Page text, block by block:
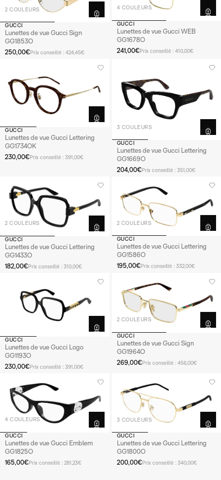
2 COULEURS
GUCCI
Lunettes de vue Gucci Sign
GG1853O
250,00€Prix conseillé : 424,45€
4 COULEURS
GUCCI
Lunettes de vue Gucci WEB
GG1678O
241,00€Prix conseillé : 410,00€
GUCCI
Lunettes de vue Gucci Lettering
GG1734OK
230,00€Prix conseillé : 391,00€
3 COULEURS
GUCCI
Lunettes de vue Gucci Lettering
GG1669O
204,00€Prix conseillé : 351,00€
2 COULEURS
GUCCI
Lunettes de vue Gucci Lettering
GG1433O
182,00€Prix conseillé : 310,00€
2 COULEURS
GUCCI
Lunettes de vue Gucci Lettering
GG1586O
195,00€Prix conseillé : 332,00€
GUCCI
Lunettes de vue Gucci Logo
GG1193O
230,00€Prix conseillé : 391,00€
2 COULEURS
GUCCI
Lunettes de vue Gucci Sign
GG1964O
269,00€Prix conseillé : 456,00€
4 COULEURS
GUCCI
Lunettes de vue Gucci Emblem
GG1825O
165,00€Prix conseillé : 281,23€
3 COULEURS
GUCCI
Lunettes de vue Gucci Lettering
GG1800O
200,00€Prix conseillé : 340,00€